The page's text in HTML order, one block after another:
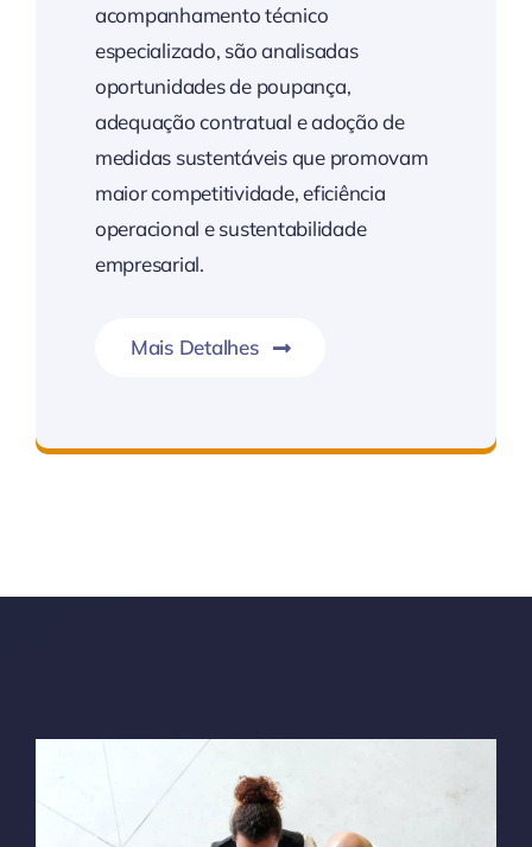
acompanhamento técnico
especializado, são analisadas
oportunidades de poupança,
adequação contratual e adoção de
medidas sustentáveis que promovam
maior competitividade, eficiência
operacional e sustentabilidade
empresarial.
Mais Detalhes